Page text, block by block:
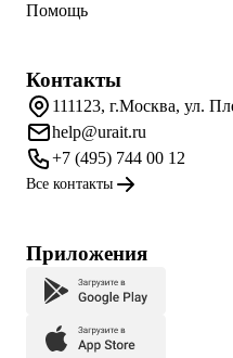
Помощь
Контакты
111123, г.Москва, ул.
help@urait.ru
+7 (495) 744 00 12
Все контакты
Приложения